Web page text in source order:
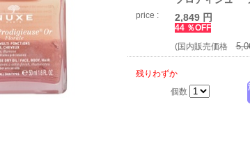
price : 2,849 円
44 ％OFF
(国内販売価格
残りわずか
個数